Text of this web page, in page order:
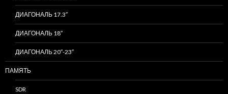
ДИАГОНАЛЬ 17.3″
ДИАГОНАЛЬ 18″
ДИАГОНАЛЬ 20″-23″
ПАМЯТЬ
SDR